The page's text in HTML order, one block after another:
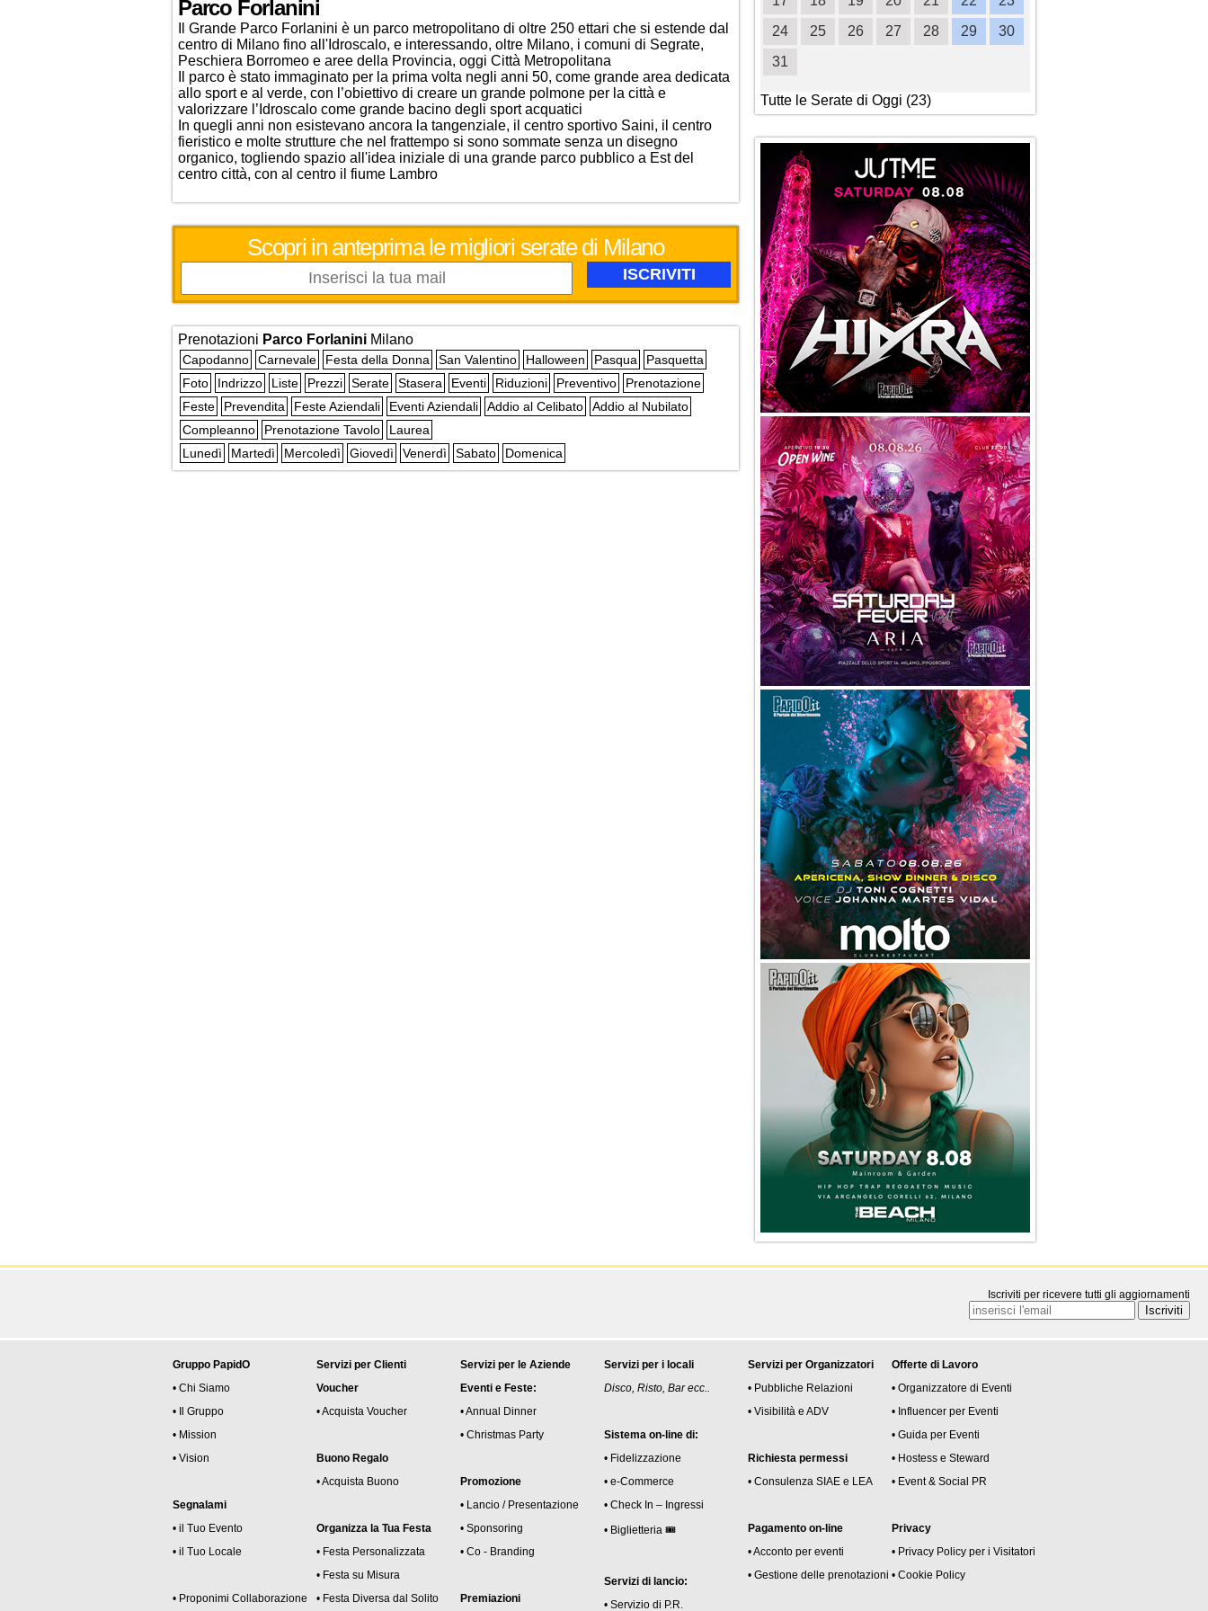
Parco Forlanini
Il Grande Parco Forlanini è un parco metropolitano di oltre 250 ettari che si estende dal
centro di Milano fino all'Idroscalo, e interessando, oltre Milano, i comuni di Segrate,
Peschiera Borromeo e aree della Provincia, oggi Città Metropolitana
Il parco è stato immaginato per la prima volta negli anni 50, come grande area dedicata
allo sport e al verde, con l’obiettivo di creare un grande polmone per la città e
valorizzare l’Idroscalo come grande bacino degli sport acquatici
In quegli anni non esistevano ancora la tangenziale, il centro sportivo Saini, il centro
fieristico e molte strutture che nel frattempo si sono sommate senza un disegno
organico, togliendo spazio all'idea iniziale di una grande parco pubblico a Est del
centro città, con al centro il fiume Lambro
Scopri in anteprima le migliori serate di Milano
Prenotazioni Parco Forlanini Milano
Capodanno Carnevale Festa della Donna San Valentino Halloween Pasqua
Pasquetta
Foto
Indrizzo Liste Prezzi Serate Stasera Eventi Riduzioni Preventivo
Prenotazione
Feste
Prevendita Feste Aziendali Eventi Aziendali Addio al Celibato
Addio al Nubilato
Compleanno
Prenotazione Tavolo
Laurea
Lunedì
Martedì Mercoledì Giovedì Venerdì Sabato Domenica
26
27 28 29 30 31
24
25 26 27 28 29
30
31
Tutte le Serate di Oggi (23)
Iscriviti per ricevere tutti gli aggiornamenti
Gruppo PapidO
• Chi Siamo
• Il Gruppo
• Mission
• Vision
Segnalami
• il Tuo Evento
• il Tuo Locale
• Proponimi Collaborazione
Servizi per Clienti
Voucher
• Acquista Voucher
Buono Regalo
• Acquista Buono
Organizza la Tua Festa
• Festa Personalizzata
• Festa su Misura
• Festa Diversa dal Solito
Servizi per le Aziende
Eventi e Feste:
• Annual Dinner
• Christmas Party
Promozione
• Lancio / Presentazione
• Sponsoring
• Co - Branding
Premiazioni
Servizi per i locali
Disco, Risto, Bar ecc..
Sistema on-line di:
• Fidelizzazione
• e-Commerce
• Check In – Ingressi
• Biglietteria 🎟
Servizi di lancio:
• Servizio di P.R.
Servizi per Organizzatori
• Pubbliche Relazioni
• Visibilità e ADV
Richiesta permessi
• Consulenza SIAE e LEA
Pagamento on-line
• Acconto per eventi
• Gestione delle prenotazioni
Offerte di Lavoro
• Organizzatore di Eventi
• Influencer per Eventi
• Guida per Eventi
• Hostess e Steward
• Event & Social PR
Privacy
• Privacy Policy per i Visitatori
• Cookie Policy